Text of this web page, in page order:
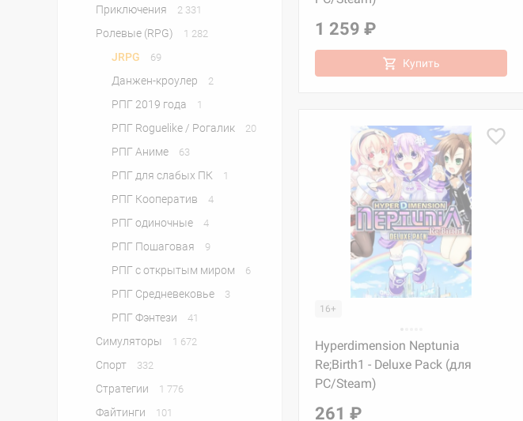
Приключения 2 331
Ролевые (RPG) 1 282
JRPG 69
Данжен-кроулер 2
РПГ 2019 года 1
РПГ Roguelike / Рогалик 20
РПГ Аниме 63
РПГ для слабых ПК 1
РПГ Кооператив 4
РПГ одиночные 4
РПГ Пошаговая 9
РПГ с открытым миром 6
РПГ Средневековье 3
РПГ Фэнтези 41
Симуляторы 1 672
Спорт 332
Стратегии 1 776
Файтинги 101
1 259 ₽
Купить
16+
Hyperdimension Neptunia
Re;Birth1 - Deluxe Pack (для
PC/Steam)
261 ₽